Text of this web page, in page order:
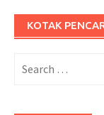
KOTAK
for: